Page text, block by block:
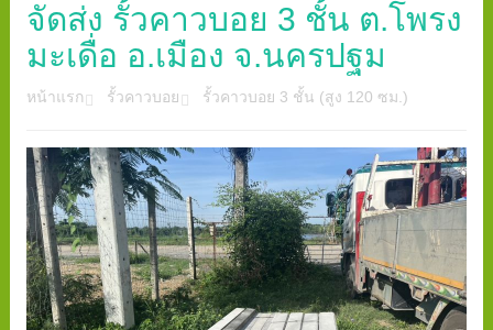
จัดส่ง รั้วคาวบอย 3 ชั้น ต.โพรง
มะเดื่อ อ.เมือง จ.นครปฐม
หน้าแรก รั้วคาวบอย รั้วคาวบอย 3 ชั้น (สูง 120 ซม.)